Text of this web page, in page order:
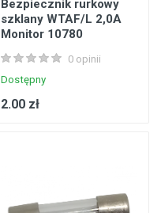
Bezpiecznik rurkowy
szklany WTAF/L 2,0A
Monitor 10780
0 opinii
Dostępny
2.00 zł